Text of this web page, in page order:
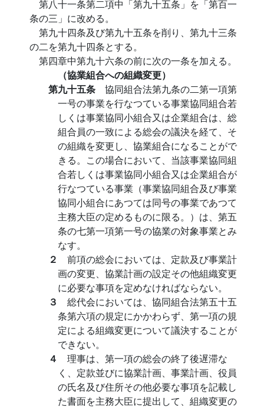
第八十一条第二項中「第九十五条」を「第百一
条の三」に改める。
第九十四条及び第九十五条を削り、第九十三条
の二を第九十四条とする。
第四章中第九十六条の前に次の一条を加える。
（協業組合への組織変更）
第九十五条 協同組合法第九条の二第一項第
一号の事業を行なつている事業協同組合若
しくは事業協同小組合又は企業組合は、総
組合員の一致による総会の議決を経て、そ
の組織を変更し、協業組合になることがで
きる。この場合において、当該事業協同組
合若しくは事業協同小組合又は企業組合が
行なつている事業（事業協同組合及び事業
協同小組合にあつては同号の事業であつて
主務大臣の定めるものに限る。）は、第五
条の七第一項第一号の協業の対象事業とみ
なす。
２ 前項の総会においては、定款及び事業計
画の変更、協業計画の設定その他組織変更
に必要な事項を定めなければならない。
３ 総代会においては、協同組合法第五十五
条第六項の規定にかかわらず、第一項の規
定による組織変更について議決することが
できない。
４ 理事は、第一項の総会の終了後遅滞な
く、定款並びに協業計画、事業計画、役員
の氏名及び住所その他必要な事項を記載し
た書面を主務大臣に提出して、組織変更の